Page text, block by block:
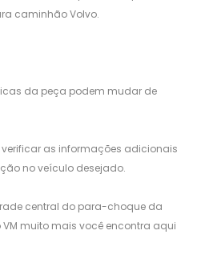
caminhão Volvo.
da peça podem mudar de
as informações adicionais
no veículo desejado.
central do para-choque da
muito mais você encontra aqui